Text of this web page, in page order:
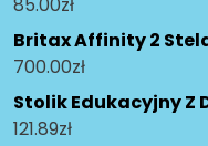
Britax Affinity 2
700.00zł
Stolik Edukacyjny Z
121.89zł